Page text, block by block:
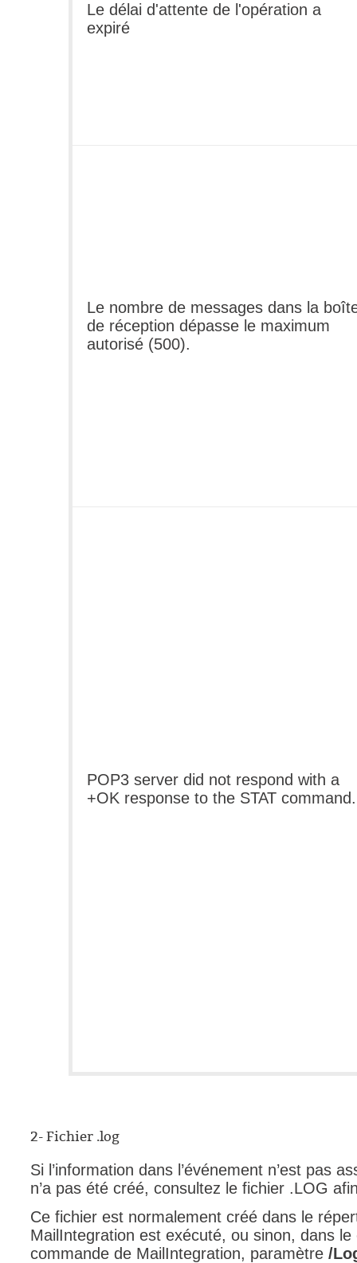
Le délai d'attente de l'opération a
expiré
Le nombre de messages dans la
de réception dépasse le maximum
autorisé (500).
POP3 server did not respond with a
+OK response to the STAT command.
2- Fichier .log
Si l’information dans l’événement n’est pas
n’a pas été créé, consultez le fichier .LOG
Ce fichier est normalement créé dans le
MailIntegration est exécuté, ou sinon, dans
commande de MailIntegration, paramètre /